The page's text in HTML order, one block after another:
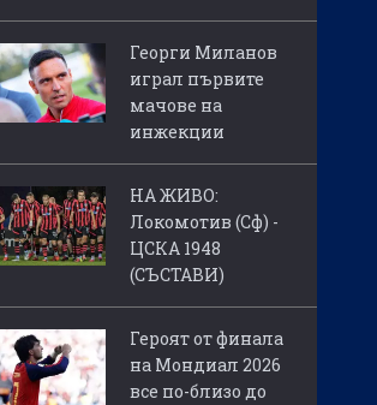
Георги Миланов
играл първите
мачове на
инжекции
НА ЖИВО:
Локомотив (Сф) -
ЦСКА 1948
(СЪСТАВИ)
Героят от финала
на Мондиал 2026
все по-близо до